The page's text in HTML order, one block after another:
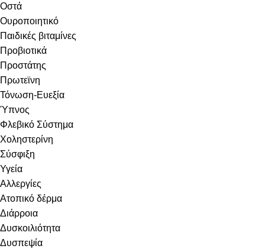
Οστά
Ουροποιητικό
Παιδικές βιταμίνες
Προβιοτικά
Προστάτης
Πρωτεϊνη
Τόνωση-Ευεξία
Ύπνος
Φλεβικό Σύστημα
Χοληστερίνη
Σύσφιξη
Υγεία
Αλλεργίες
Ατοπικό δέρμα
Διάρροια
Δυσκοιλιότητα
Δυσπεψία